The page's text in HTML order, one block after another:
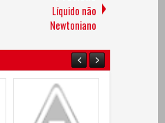
Líquido não
Newtoniano